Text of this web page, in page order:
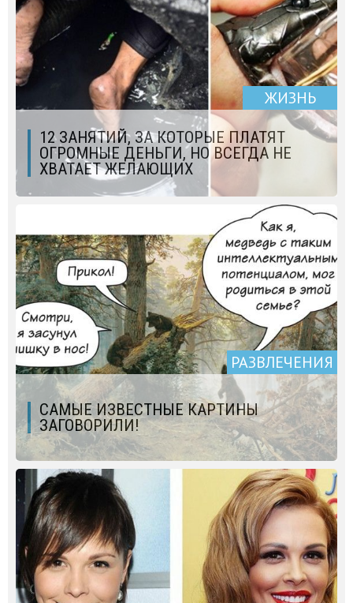
ЖИЗНЬ
12 ЗАНЯТИЙ, ЗА КОТОРЫЕ ПЛАТЯТ
ОГРОМНЫЕ ДЕНЬГИ, НО ВСЕГДА НЕ
ХВАТАЕТ ЖЕЛАЮЩИХ
РАЗВЛЕЧЕНИЯ
САМЫЕ ИЗВЕСТНЫЕ КАРТИНЫ
ЗАГОВОРИЛИ!